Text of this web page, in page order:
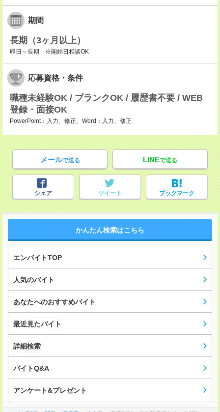
期間
長期（3ヶ月以上）
即日～長期 ※開始日相談OK
応募資格・条件
職種未経験OK / ブランクOK / 履歴書不要 / WEB
登録・面接OK
PowerPoint：入力、修正、Word：入力、修正
メールで送る LINEで送る
シェア ツイート ブックマーク
かんたん検索はこちら
エンバイトTOP
人気のバイト
あなたへのおすすめバイト
最近見たバイト
詳細検索
バイトQ&A
アンケート&プレゼント